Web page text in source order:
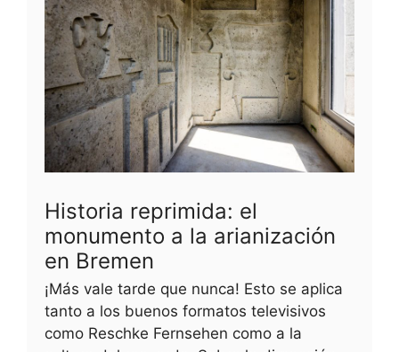
Historia reprimida: el
monumento a la arianización
en Bremen
¡Más vale tarde que nunca! Esto se aplica
tanto a los buenos formatos televisivos
como Reschke Fernsehen como a la